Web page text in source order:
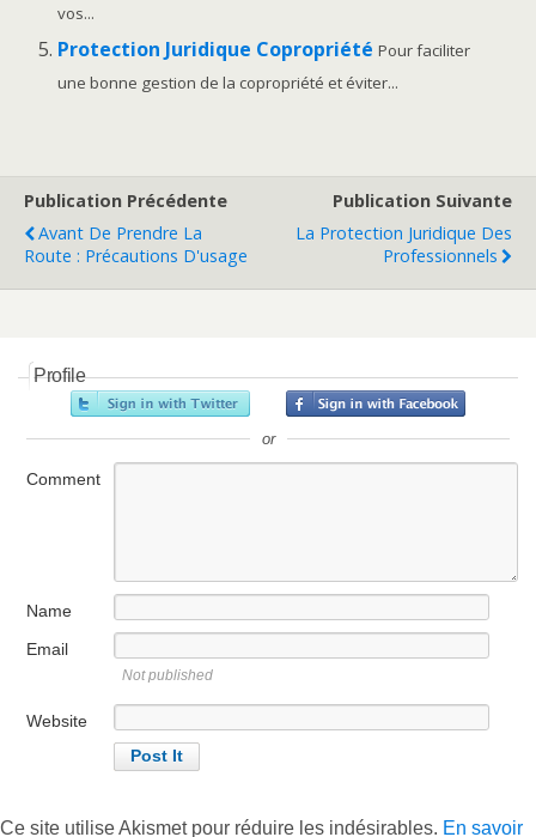
vos...
Protection Juridique CopropriétéPour faciliter
une bonne gestion de la copropriété et éviter...
Publication Précédente
Avant De Prendre La
Route : Précautions D'usage
Publication Suivante
La Protection Juridique Des
Professionnels
Profile
or
Comment
Name
Email
Not published
Website
Ce site utilise Akismet pour réduire les indésirables. En savoir